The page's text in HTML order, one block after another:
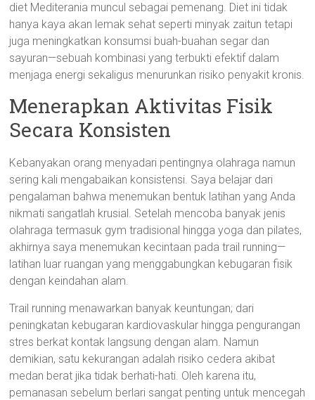
diet Mediterania muncul sebagai pemenang. Diet ini tidak
hanya kaya akan lemak sehat seperti minyak zaitun tetapi
juga meningkatkan konsumsi buah-buahan segar dan
sayuran—sebuah kombinasi yang terbukti efektif dalam
menjaga energi sekaligus menurunkan risiko penyakit kronis.
Menerapkan Aktivitas Fisik
Secara Konsisten
Kebanyakan orang menyadari pentingnya olahraga namun
sering kali mengabaikan konsistensi. Saya belajar dari
pengalaman bahwa menemukan bentuk latihan yang Anda
nikmati sangatlah krusial. Setelah mencoba banyak jenis
olahraga termasuk gym tradisional hingga yoga dan pilates,
akhirnya saya menemukan kecintaan pada trail running—
latihan luar ruangan yang menggabungkan kebugaran fisik
dengan keindahan alam.
Trail running menawarkan banyak keuntungan; dari
peningkatan kebugaran kardiovaskular hingga pengurangan
stres berkat kontak langsung dengan alam. Namun
demikian, satu kekurangan adalah risiko cedera akibat
medan berat jika tidak berhati-hati. Oleh karena itu,
pemanasan sebelum berlari sangat penting untuk mencegah